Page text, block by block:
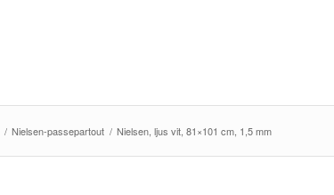
/ Nielsen-passepartout / Nielsen, ljus vit, 81×101 cm, 1,5 mm